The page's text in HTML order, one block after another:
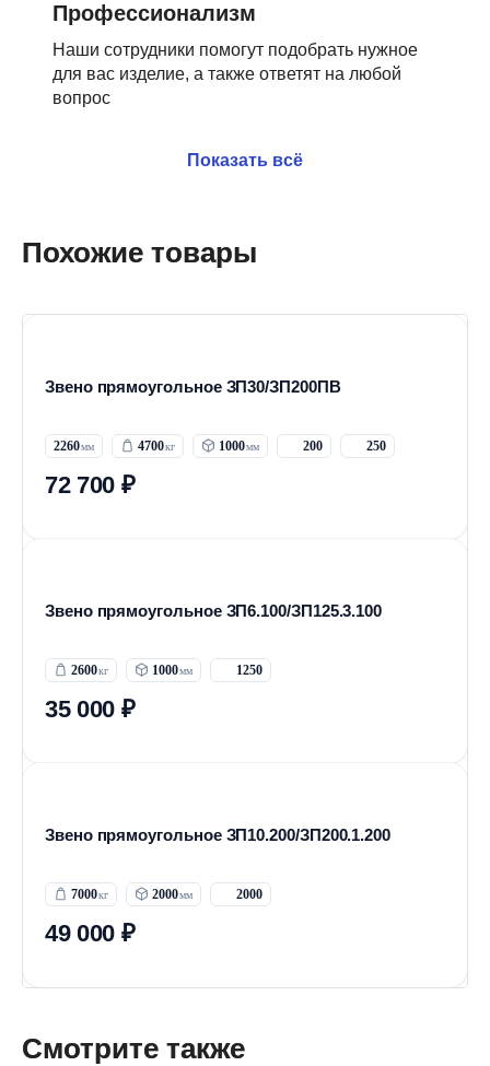
Профессионализм
Наши сотрудники помогут подобрать нужное
для вас изделие, а также ответят на любой
вопрос
Показать всё
Похожие товары
Звено прямоугольное ЗП30/ЗП200ПВ
2260 4700 1000 200 250
72 700 ₽
Звено прямоугольное ЗП6.100/ЗП125.3.100
2600 1000 1250
35 000 ₽
Звено прямоугольное ЗП10.200/ЗП200.1.200
7000 2000 2000
49 000 ₽
Смотрите также